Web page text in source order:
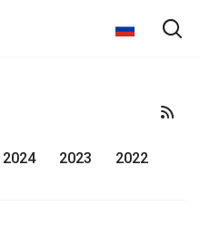
2024 2023
2022